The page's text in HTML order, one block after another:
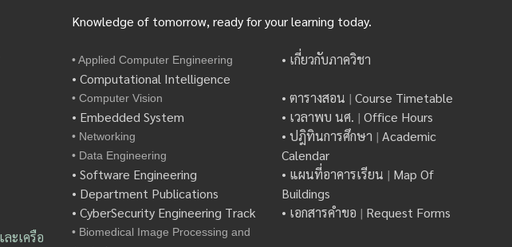
ะเครือ
Knowledge of tomorrow, ready for your learning today.
• Applied Computer Engineering
• Computational Intelligence
• Computer Vision
• Embedded System
• Networking
• Data Engineering
• Software Engineering
• Department Publications
• CyberSecurity Engineering Track
• Biomedical Image Processing and
• เกี่ยวกับภาควิชา
• ตารางสอน | Course Timetable
• เวลาพบ นศ. | Office Hours
• ปฎิทินการศึกษา | Academic
Calendar
• แผนที่อาคารเรียน | Map Of
Buildings
• เอกสารคำขอ | Request Forms